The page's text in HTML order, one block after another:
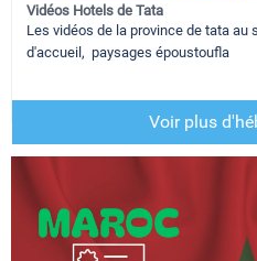
Vidéos Hotels de Tata
Les vidéos de la province de tata au
d'accueil, paysages époustoufla
Voir plus